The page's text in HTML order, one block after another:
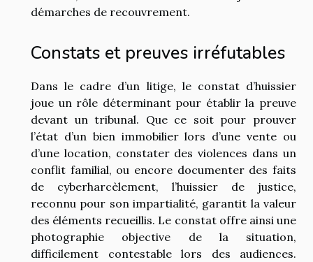
démarches de recouvrement.
Constats et preuves irréfutables
Dans le cadre d’un litige, le constat d’huissier
joue un rôle déterminant pour établir la preuve
devant un tribunal. Que ce soit pour prouver
l’état d’un bien immobilier lors d’une vente ou
d’une location, constater des violences dans un
conflit familial, ou encore documenter des faits
de cyberharcèlement, l’huissier de justice,
reconnu pour son impartialité, garantit la valeur
des éléments recueillis. Le constat offre ainsi une
photographie objective de la situation,
difficilement contestable lors des audiences.